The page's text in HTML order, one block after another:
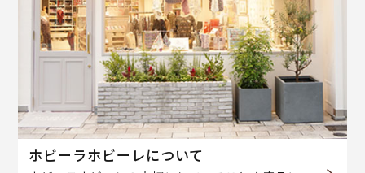
ホビーラホビーレについて